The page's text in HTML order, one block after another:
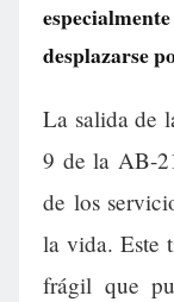
desplazarse
La salida de
9 de la AB-
de los
la vida. Este
frágil que